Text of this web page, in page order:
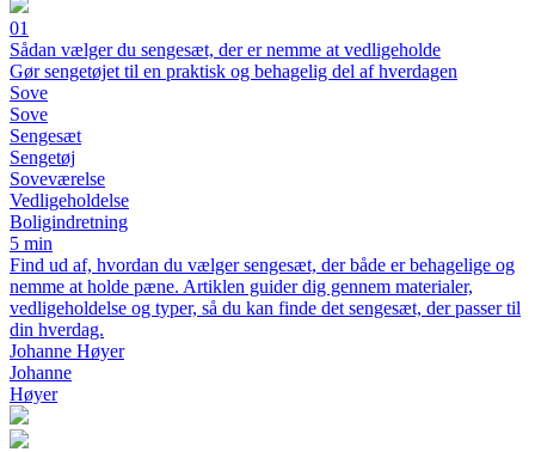
01
Sådan vælger du sengesæt, der er nemme at vedligeholde
Gør sengetøjet til en praktisk og behagelig del af hverdagen
Sove
Sove
Sengesæt
Sengetøj
Soveværelse
Vedligeholdelse
Boligindretning
5 min
Find ud af, hvordan du vælger sengesæt, der både er behagelige og
nemme at holde pæne. Artiklen guider dig gennem materialer,
vedligeholdelse og typer, så du kan finde det sengesæt, der passer til
din hverdag.
Johanne Høyer
Johanne
Høyer